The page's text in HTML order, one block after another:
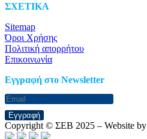
ΣΧΕΤΙΚΑ
Sitemap
Όροι Χρήσης
Πολιτική απορρήτου
Επικοινωνία
Eγγραφή στο Newsletter
Εγγραφή
Copyright © ΣΕΒ 2025 – Website by